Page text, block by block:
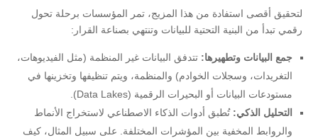
​لتحقيق أقصى استفادة من هذا المزيج، تمر المؤسسات برحلة تحول
رقمي تبدأ من البنية التحتية للبيانات وتنتهي بصناعة القرار:
جمع البيانات وتطهيرها: تتدفق البيانات غير المنظمة (مثل الفيديوهات،
التغريدات، وسجلات الخوادم) والمنظمة، ويتم تنظيفها وتخزينها في
مستودعات البيانات أو البحيرات الرقمية (Data Lakes).
التحليل الذكي: تُطبق أدوات الذكاء الاصطناعي لاستخراج الأنماط
والروابط المخفية بين المؤشرات المختلفة. على سبيل المثال، كيف